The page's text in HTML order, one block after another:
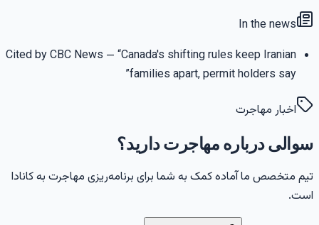
In the news
Cited by CBC News— “Canada's shifting rules keep Iranian
families apart, permit holders say
”
اخبار مهاجرت
درباره مهاجرت دارید؟
متخصص ما آماده کمک به شما برای برنامه‌ریزی مهاجرت به کانادا